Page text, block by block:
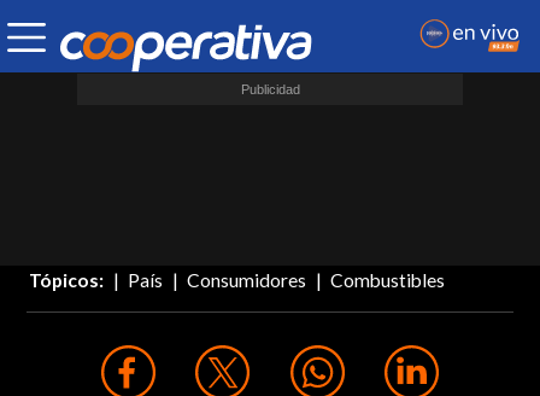
Tópicos: País Consumidores Combustibles